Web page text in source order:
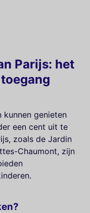
Parijs: het
kunnen genieten
een cent uit te
zoals de Jardin
Chaumont, zijn